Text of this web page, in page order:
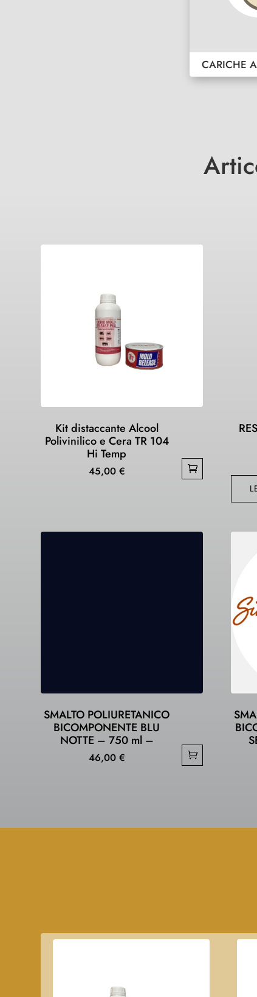
CARICHE
Kit distaccante Alcool
Polivinilico e Cera TR 104
Hi Temp
45,00 €
SMALTO POLIURETANICO
BICOMPONENTE BLU
NOTTE – 750 ml –
46,00 €